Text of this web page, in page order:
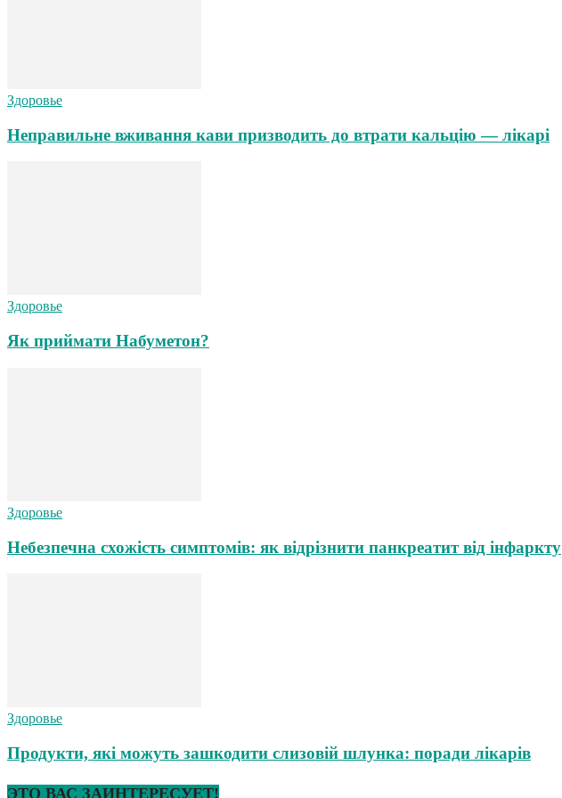
Здоровье
Неправильне вживання кави призводить до втрати кальцію — лікарі
Здоровье
Як приймати Набуметон?
Здоровье
Небезпечна схожість симптомів: як відрізнити панкреатит від інфаркту
Здоровье
Продукти, які можуть зашкодити слизовій шлунка: поради лікарів
ЭТО ВАС ЗАИНТЕРЕСУЕТ!